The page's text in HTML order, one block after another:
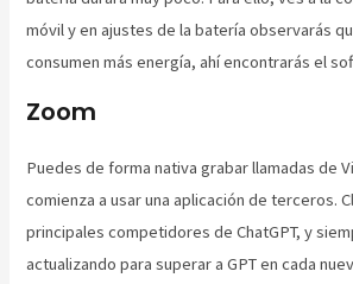
móvil y en ajustes de la batería observarás
consumen más energía, ahí encontrarás el
Zoom
Puedes de forma nativa grabar llamadas de
comienza a usar una aplicación de terceros.
principales competidores de ChatGPT, y
actualizando para superar a GPT en cada